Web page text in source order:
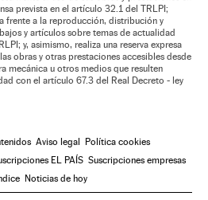
prevista en el artículo 32.1 del TRLPI;
frente a la reproducción, distribución y
y artículos sobre temas de actualidad
y, asimismo, realiza una reserva expresa
obras y otras prestaciones accesibles desde
mecánica u otros medios que resulten
con el artículo 67.3 del Real Decreto - ley
Aviso legal
Política cookies
EL PAÍS Suscripciones empresas
Noticias de hoy